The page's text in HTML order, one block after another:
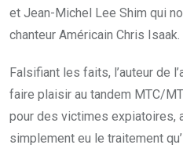
et Jean-Michel Lee Shim qui
chanteur Américain Chris Isaak.
Falsifiant les faits, l’auteur de
faire plaisir au tandem MTC/
pour des victimes expiatoires,
simplement eu le traitement